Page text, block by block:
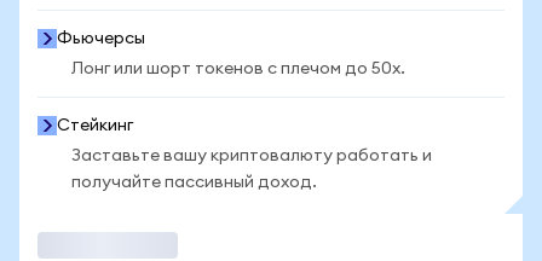
Фьючерсы
Лонг или шорт токенов с плечом до 50x.
Стейкинг
Заставьте вашу криптовалюту работать и
получайте пассивный доход.